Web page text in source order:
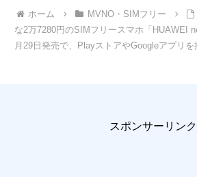
ホーム MVNO・SIMフリー
な2万7280円のSIMフリースマホ「HUAWEI
月29日発売で、PlayストアやGoogleアプリを
スポンサーリンク